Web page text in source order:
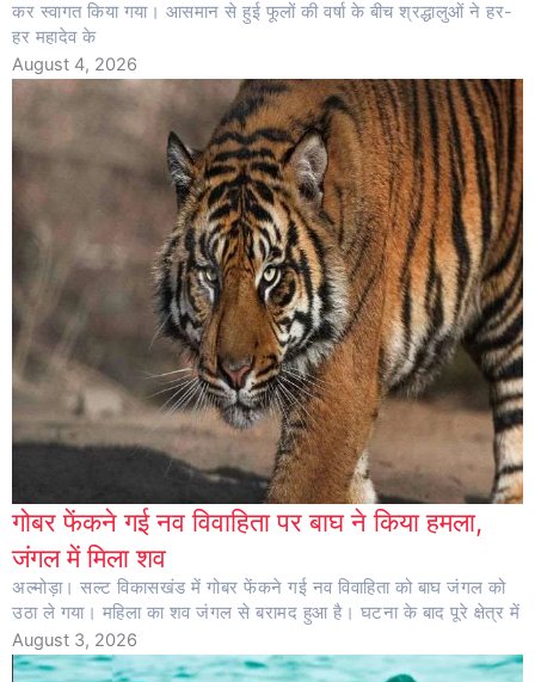
कर स्वागत किया गया। आसमान से हुई फूलों की वर्षा के बीच श्रद्धालुओं ने हर-
हर महादेव के
August 4, 2026
गोबर फेंकने गई नव विवाहिता पर बाघ ने किया हमला,
जंगल में मिला शव
अल्मोड़ा। सल्ट विकासखंड में गोबर फेंकने गई नव विवाहिता को बाघ जंगल को
उठा ले गया। महिला का शव जंगल से बरामद हुआ है। घटना के बाद पूरे क्षेत्र में
August 3, 2026